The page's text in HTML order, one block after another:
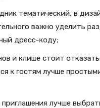
тематический, в
важно уделить
дресс-коду;
и клише стоит
к гостям лучше
лучше